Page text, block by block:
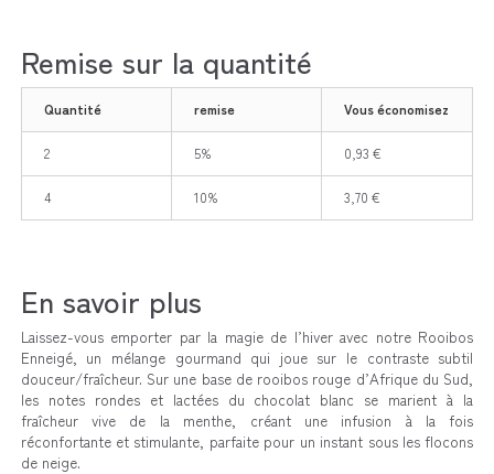
Remise sur la quantité
Quantité remise Vous économisez
2 5% 0,93 €
4 10% 3,70 €
En savoir plus
Laissez-vous emporter par la magie de l’hiver avec notre Rooibos
Enneigé, un mélange gourmand qui joue sur le contraste subtil
douceur/fraîcheur. Sur une base de rooibos rouge d’Afrique du Sud,
les notes rondes et lactées du chocolat blanc se marient à la
fraîcheur vive de la menthe, créant une infusion à la fois
réconfortante et stimulante, parfaite pour un instant sous les flocons
de neige.